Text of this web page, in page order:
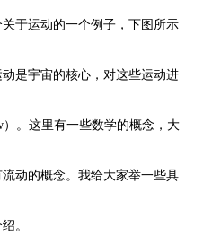
于运动的一个例子，下图所示
是宇宙的核心，对这些运动进
。这里有一些数学的概念，大
动的概念。我给大家举一些具
。